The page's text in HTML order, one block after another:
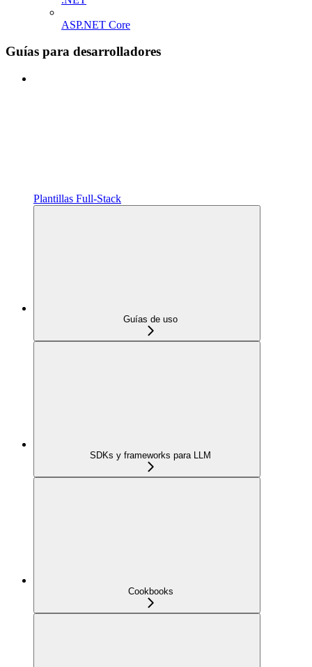
ASP.NET Core
Guías para desarrolladores
Plantillas Full‑Stack
Guías de uso
SDKs y frameworks para LLM
Cookbooks